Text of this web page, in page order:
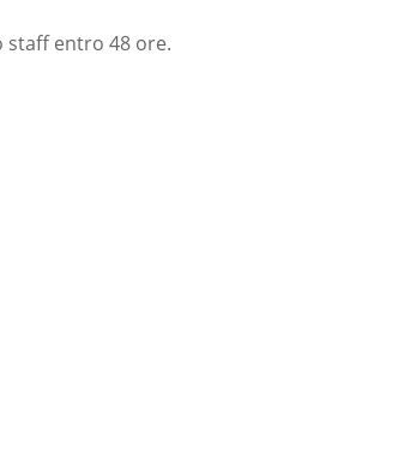
staff entro 48 ore.